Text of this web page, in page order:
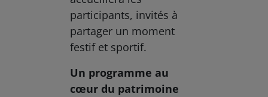
participants, invités à
partager un moment
festif et sportif.
Un programme au
cœur du patrimoine